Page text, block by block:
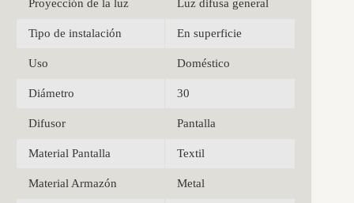
Proyección de la luz Luz difusa general
Tipo de instalación En superficie
Uso Doméstico
Diámetro 30
Difusor Pantalla
Material Pantalla Textil
Material Armazón Metal